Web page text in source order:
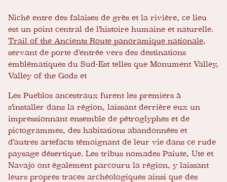
Niché entre des falaises de grès et la rivière, ce lieu
est un point central de l'histoire humaine et naturelle.
Trail of the Ancients Route panoramique nationale,
servant de porte d'entrée vers des destinations
emblématiques du Sud-Est telles que Monument Valley,
Valley of the Gods et
Les Pueblos ancestraux furent les premiers à
s'installer dans la région, laissant derrière eux un
impressionnant ensemble de pétroglyphes et de
pictogrammes, des habitations abandonnées et
d'autres artefacts témoignant de leur vie dans ce rude
paysage désertique. Les tribus nomades Paiute, Ute et
Navajo ont également parcouru la région, y laissant
leurs propres traces archéologiques ainsi que des